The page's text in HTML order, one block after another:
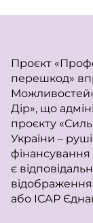
Проєкт
перешкод»
Дір», що
проєкту
України –
фінансування
є
або ІСАР